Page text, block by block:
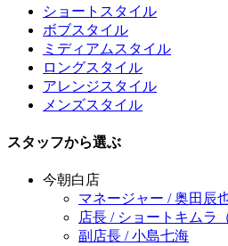
ショートスタイル
ボブスタイル
ミディアムスタイル
ロングスタイル
アレンジスタイル
メンズスタイル
スタッフから選ぶ
今朝白店
マネージャー / 奥田辰
店長 / ショートキムラ
副店長 / 小島七海